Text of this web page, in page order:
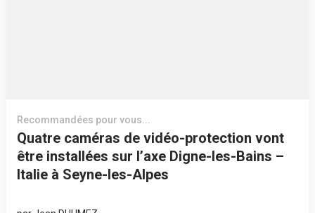
Recommandées pour vous...
Quatre caméras de vidéo-protection vont
être installées sur l’axe Digne-les-Bains –
Italie à Seyne-les-Alpes